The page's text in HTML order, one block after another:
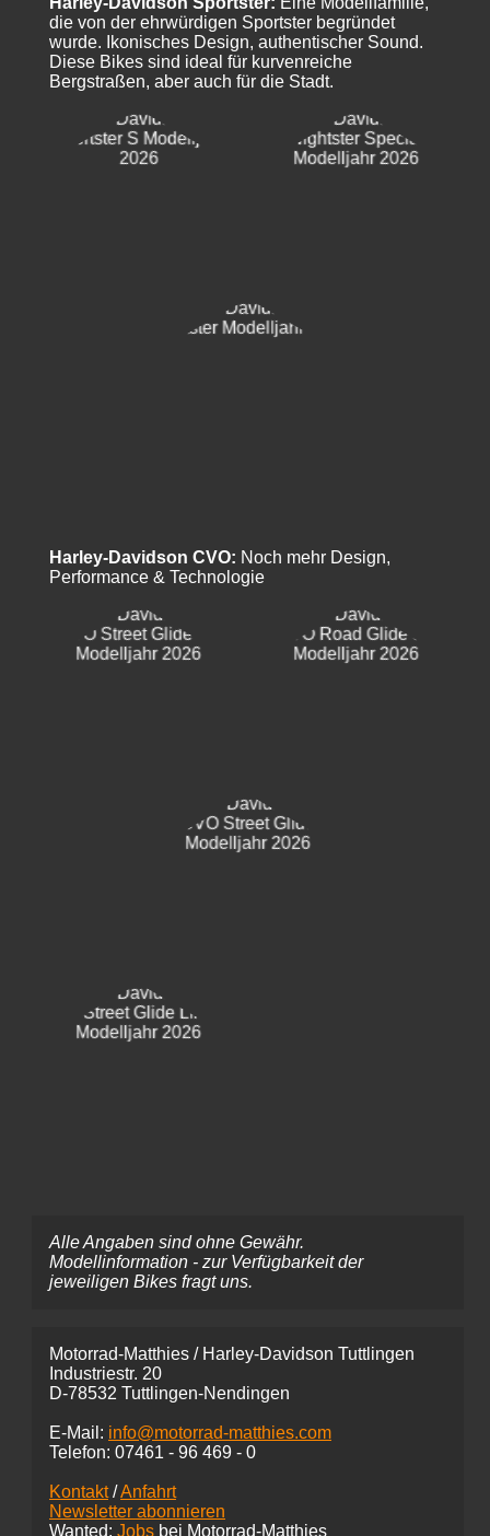
die von der ehrwürdigen Sportster begründet
wurde. Ikonisches Design, authentischer Sound.
Diese Bikes sind ideal für kurvenreiche
Bergstraßen, aber auch für die Stadt.
Harley-Davidson CVO: Noch mehr Design,
Performance & Technologie
Alle Angaben sind ohne Gewähr.
Modellinformation - zur Verfügbarkeit der
jeweiligen Bikes fragt uns.
Motorrad-Matthies / Harley-Davidson Tuttlingen
Industriestr. 20
D-78532 Tuttlingen-Nendingen
E-Mail: info@motorrad-matthies.com
Telefon: 07461 - 96 469 - 0
Kontakt/Anfahrt
Newsletter abonnieren
Wanted: Jobs bei Motorrad-Matthies